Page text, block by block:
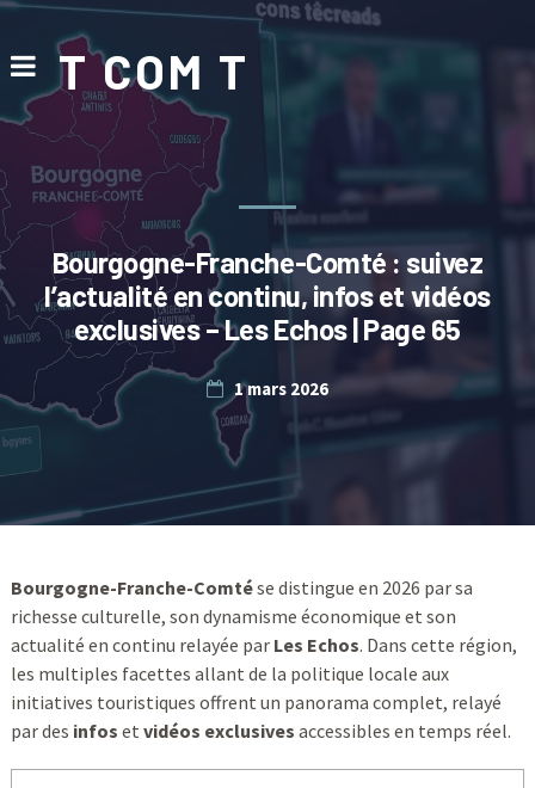
T COM T
Bourgogne-Franche-Comté : suivez
l’actualité en continu, infos et vidéos
exclusives – Les Echos | Page 65
1 mars 2026
Bourgogne-Franche-Comtése distingue en 2026 par sa
richesse culturelle, son dynamisme économique et son
actualité en continu relayée par Les Echos. Dans cette région,
les multiples facettes allant de la politique locale aux
initiatives touristiques offrent un panorama complet, relayé
par des infos et vidéos exclusives accessibles en temps réel.